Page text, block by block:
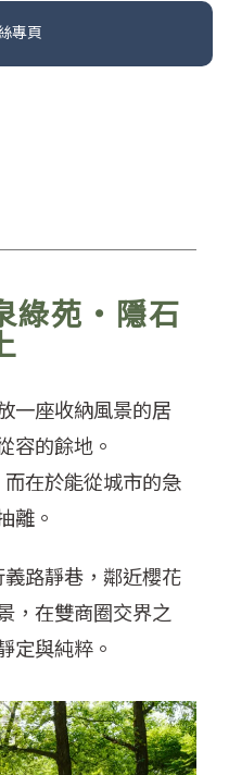
專頁
綠苑・隱石
一座收納風景的居
容的餘地。
在於能從城市的急
離。
路靜巷，鄰近櫻花
，在雙商圈交界之
定與純粹。